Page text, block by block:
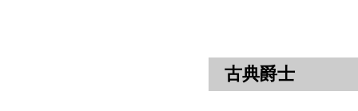
古典爵士